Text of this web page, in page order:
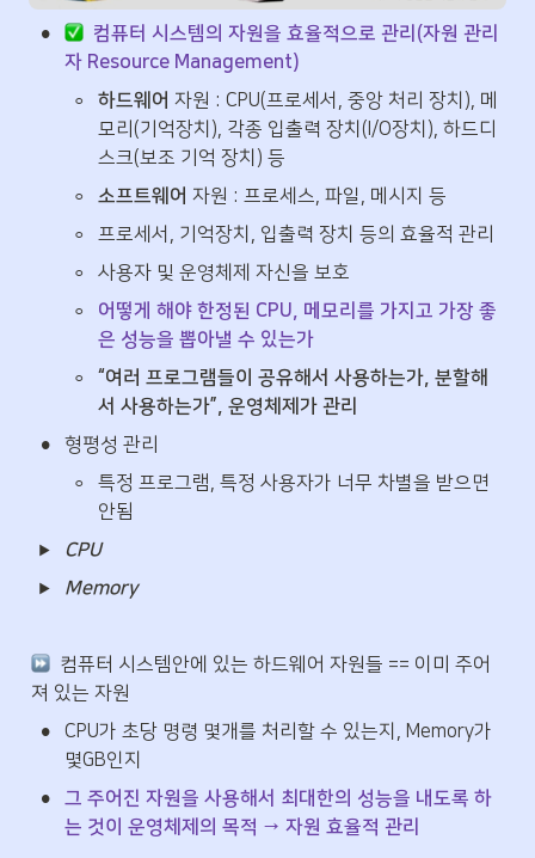
•
컴퓨터 시스템의 자원을 효율적으로 관리(자원 관리
자 Resource Management)
◦ 하드웨어 자원 : CPU(프로세서, 중앙 처리 장치), 메
모리(기억장치), 각종 입출력 장치(I/O장치), 하드디
스크(보조 기억 장치) 등
◦ 소프트웨어 자원 : 프로세스, 파일, 메시지 등
◦ 프로세서, 기억장치, 입출력 장치 등의 효율적 관리
◦ 사용자 및 운영체제 자신을 보호
◦
어떻게 해야 한정된 CPU, 메모리를 가지고 가장 좋
은 성능을 뽑아낼 수 있는가
◦
“여러 프로그램들이 공유해서 사용하는가, 분할해
서 사용하는가”, 운영체제가 관리
• 형평성 관리
◦
특정 프로그램, 특정 사용자가 너무 차별을 받으면
안됨
CPU
Memory
컴퓨터 시스템안에 있는 하드웨어 자원들 == 이미 주어
져 있는 자원
•
CPU가 초당 명령 몇개를 처리할 수 있는지, Memory가
몇GB인지
•
그 주어진 자원을 사용해서 최대한의 성능을 내도록 하
는 것이 운영체제의 목적 → 자원 효율적 관리